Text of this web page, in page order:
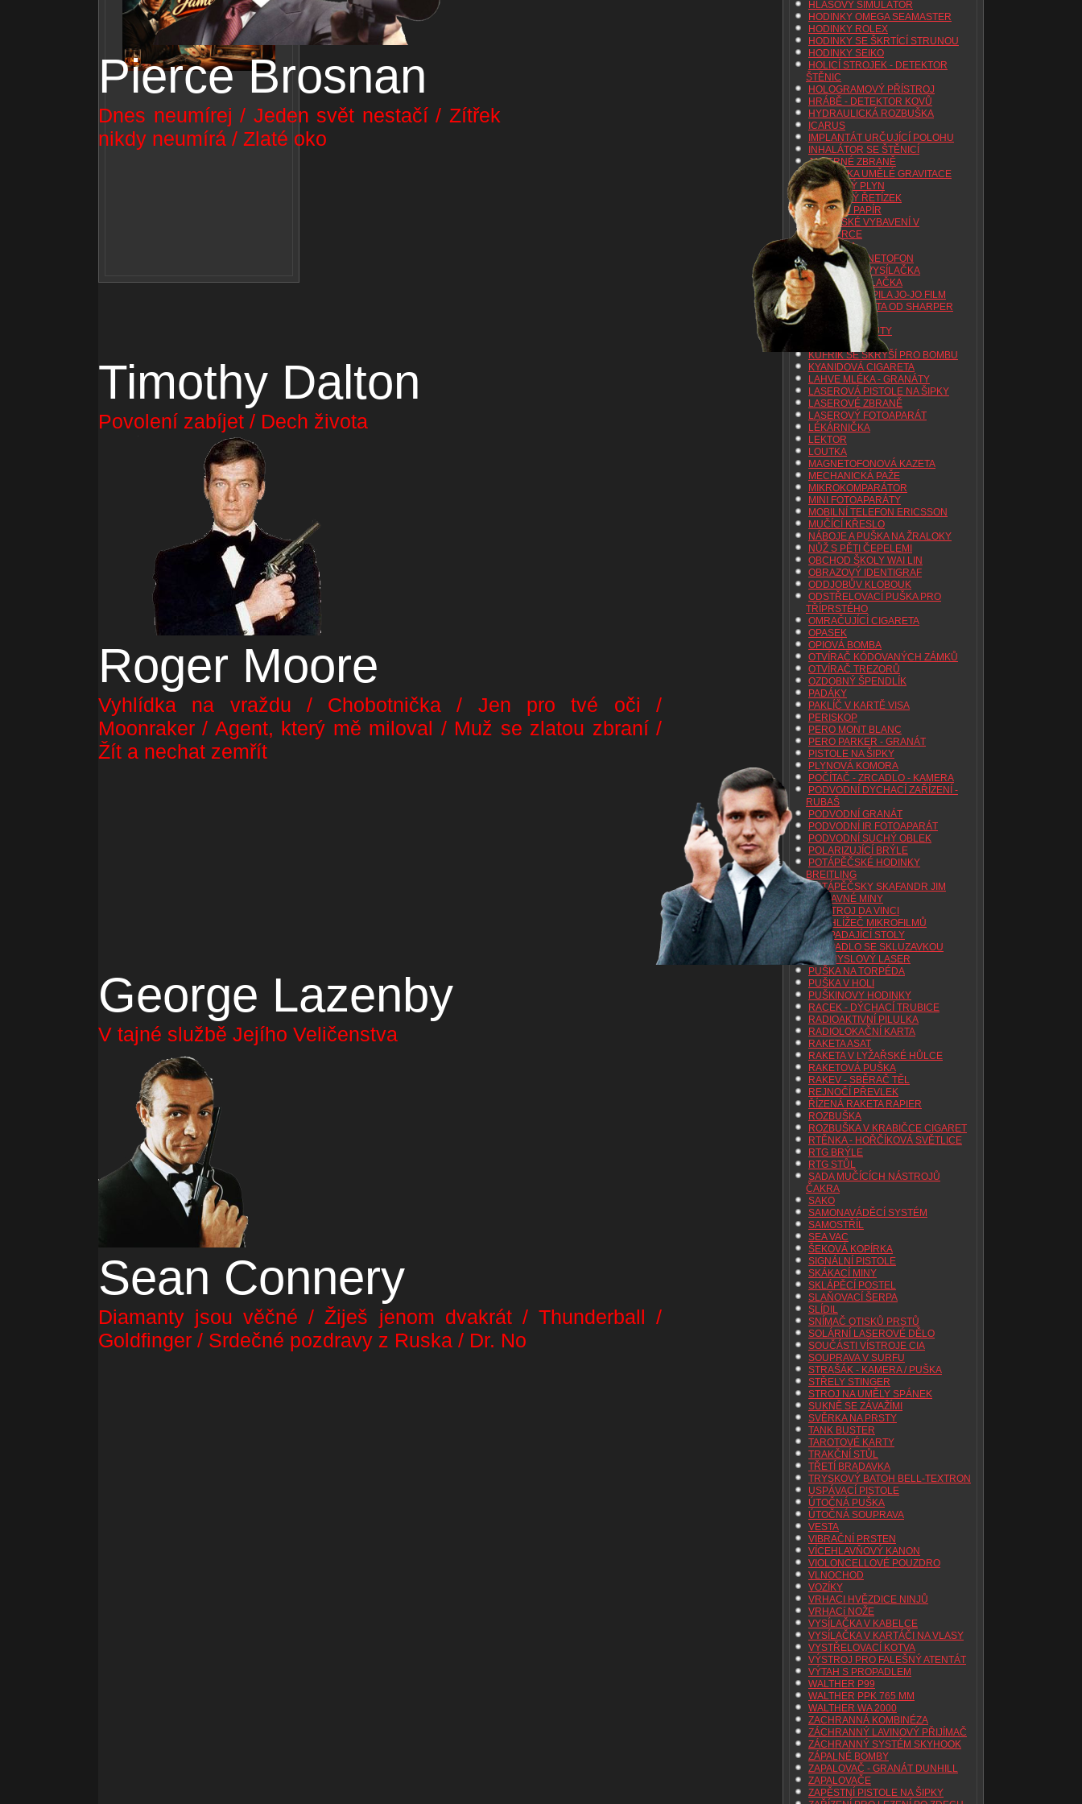
Pierce Brosnan
Dnes neumírej / Jeden svět nestačí / Zítřek
nikdy neumírá / Zlaté oko
Timothy Dalton
Povolení zabíjet / Dech života
Roger Moore
Vyhlídka na vraždu / Chobotnička / Jen pro tvé oči /
Moonraker / Agent, který mě miloval / Muž se zlatou zbraní /
Žít a nechat zemřít
George Lazenby
V tajné službě Jejího Veličenstva
Sean Connery
Diamanty jsou věčné / Žiješ jenom dvakrát / Thunderball /
Goldfinger / Srdečné pozdravy z Ruska / Dr. No
HLASOVÝ SIMULÁTOR
HODINKY OMEGA SEAMASTER
HODINKY ROLEX
HODINKY SE ŠKRTÍCÍ STRUNOU
HODINKY SEIKO
HOLICÍ STROJEK - DETEKTOR
ŠTĚNIC
HOLOGRAMOVÝ PŘÍSTROJ
HRÁBĚ - DETEKTOR KOVŮ
HYDRAULICKÁ ROZBUŠKA
ICARUS
IMPLANTÁT URČUJÍCÍ POLOHU
INHALÁTOR SE ŠTĚNICÍ
JADERNÉ ZBRANĚ
JEDNOTKA UMĚLÉ GRAVITACE
JEDOVATÝ PLYN
JEDOVÁTÝ ŘETÍZEK
JISKŘIVÝ PAPÍR
KASAŘSKÉ VYBAVENÍ V
TABATERCE
KLÍČENKA
KNIHA - MAGNETOFON
KOMPAKTNÍ VYSÍLAČKA
KOŠTĚ - VYSÍLAČKA
KOTOUČOVÁ PILA JO-JO FILM
KREDITNÍ KARTA OD SHARPER
KŘESLO S POUTY
KUFŘÍK SE SKRÝŠÍ PRO BOMBU
KYANIDOVÁ CIGARETA
LAHVE MLÉKA - GRANÁTY
LASEROVÁ PISTOLE NA ŠIPKY
LASEROVÉ ZBRANĚ
LASEROVÝ FOTOAPARÁT
LÉKÁRNIČKA
LEKTOR
LOUTKA
MAGNETOFONOVÁ KAZETA
MECHANICKÁ PAŽE
MIKROKOMPARÁTOR
MINI FOTOAPARÁTY
MOBILNÍ TELEFON ERICSSON
MUČÍCÍ KŘESLO
NÁBOJE A PUŠKA NA ŽRALOKY
NŮŽ S PĚTI ČEPELEMI
OBCHOD ŠKOLY WAI LIN
OBRAZOVÝ IDENTIGRAF
ODDJOBŮV KLOBOUK
ODSTŘELOVACÍ PUŠKA PRO
TŘÍPRSTÉHO
OMRAČUJÍCÍ CIGARETA
OPASEK
OPIOVÁ BOMBA
OTVÍRAČ KÓDOVANÝCH ZÁMKŮ
OTVÍRAČ TREZORŮ
OZDOBNÝ ŠPENDLÍK
PADÁKY
PAKLÍČ V KARTĚ VISA
PERISKOP
PERO MONT BLANC
PERO PARKER - GRANÁT
PISTOLE NA ŠIPKY
PLYNOVÁ KOMORA
POČÍTAČ - ZRCADLO - KAMERA
PODVODNÍ DYCHACÍ ZAŘÍZENÍ -
RUBAŠ
PODVODNÍ GRANÁT
PODVODNÍ IR FOTOAPARÁT
PODVODNÍ SUCHÝ OBLEK
POLARIZUJÍCÍ BRÝLE
POTÁPĚČSKÉ HODINKY
BREITLING
POTÁPĚČSKY SKAFANDR JIM
PŘÍSAVNÉ MINY
PŘISTROJ DA VINCI
PROHLÍŽEČ MIKROFILMŮ
PROPADAJÍCÍ STOLY
PROPADLO SE SKLUZAVKOU
PRŮMYSLOVÝ LASER
PUŠKA NA TORPÉDA
PUŠKA V HOLI
PUŠKINOVY HODINKY
RACEK - DÝCHACÍ TRUBICE
RADIOAKTIVNÍ PILULKA
RADIOLOKAČNÍ KARTA
RAKETA ASAT
RAKETA V LYŽAŘSKÉ HŮLCE
RAKETOVÁ PUŠKA
RAKEV - SBĚRAČ TĚL
REJNOČÍ PŘEVLEK
ŘÍZENÁ RAKETA RAPIER
ROZBUŠKA
ROZBUŠKA V KRABIČCE CIGARET
RTĚNKA - HOŘČÍKOVÁ SVĚTLICE
RTG BRÝLE
RTG STŮL
SADA MUČÍCÍCH NÁSTROJŮ
ČAKRA
SAKO
SAMONAVÁDĚCÍ SYSTÉM
SAMOSTŘÍL
SEA VAC
ŠEKOVÁ KOPÍRKA
SIGNÁLNÍ PISTOLE
SKÁKACÍ MINY
SKLÁPĚCÍ POSTEL
SLAŇOVACÍ ŠERPA
SLÍDIL
SNÍMAČ OTISKŮ PRSTŮ
SOLÁRNÍ LASEROVÉ DĚLO
SOUČÁSTI VÍSTROJE CIA
SOUPRAVA V SURFU
STRAŠÁK - KAMERA / PUŠKA
STŘELY STINGER
STROJ NA UMĚLY SPÁNEK
SUKNĚ SE ZÁVAŽÍMI
SVĚRKA NA PRSTY
TANK BUSTER
TAROTOVÉ KARTY
TRAKČNÍ STŮL
TŘETÍ BRADAVKA
TRYSKOVÝ BATOH BELL-TEXTRON
USPÁVACÍ PISTOLE
ÚTOČNÁ PUŠKA
ÚTOČNÁ SOUPRAVA
VESTA
VIBRAČNÍ PRSTEN
VÍCEHLAVŇOVÝ KANON
VIOLONCELLOVÉ POUZDRO
VLNOCHOD
VOZÍKY
VRHACI HVĚZDICE NINJŮ
VRHACí NOŽE
VYSÍLAČKA V KABELCE
VYSÍLAČKA V KARTÁČI NA VLASY
VYSTŘELOVACÍ KOTVA
VÝSTROJ PRO FALEŠNÝ ATENTÁT
VÝTAH S PROPADLEM
WALTHER P99
WALTHER PPK 765 MM
WALTHER WA 2000
ZACHRANNÁ KOMBINÉZA
ZÁCHRANNÝ LAVINOVÝ PŘIJÍMAČ
ZÁCHRANNÝ SYSTÉM SKYHOOK
ZÁPALNÉ BOMBY
ZAPALOVAČ - GRANÁT DUNHILL
ZAPALOVAČE
ZAPĚSTNÍ PISTOLE NA ŠIPKY